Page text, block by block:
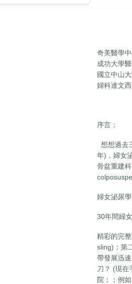
奇美醫學
成功大學
國立中山
婦科達文
序言：
想想過去
年)，婦女
骨盆重建
婦女泌尿
30年間婦
精彩的完
sling)；第
帶發展迅
刀？ (現在
院；；例